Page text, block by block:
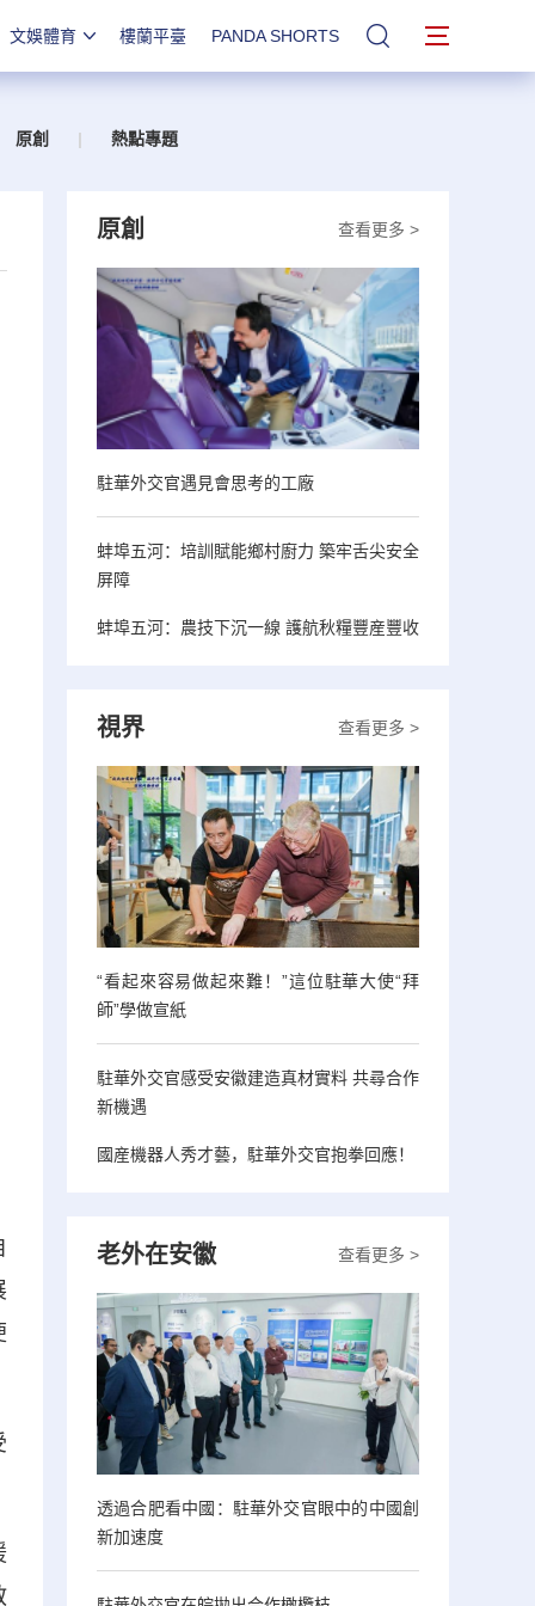
文娛體育 樓蘭平臺 PANDA SHORTS 站內搜索
原創 | 熱點專題
查看更多 >
原創
駐華外交官遇見會思考的工廠
蚌埠五河：培訓賦能鄉村廚力 築牢舌尖安全
屏障
蚌埠五河：農技下沉一線 護航秋糧豐産豐收
查看更多 >
視界
“看起來容易做起來難！”這位駐華大使“拜
師”學做宣紙
駐華外交官感受安徽建造真材實料 共尋合作
新機遇
國産機器人秀才藝，駐華外交官抱拳回應！
查看更多 >
老外在安徽
透過合肥看中國：駐華外交官眼中的中國創
新加速度